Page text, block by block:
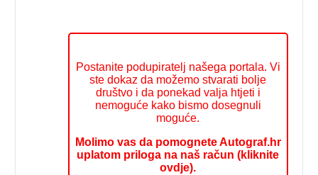
Postanite podupiratelj našega portala. Vi
ste dokaz da možemo stvarati bolje
društvo i da ponekad valja htjeti i
nemoguće kako bismo dosegnuli
moguće.
Molimo vas da pomognete Autograf.hr
uplatom priloga na naš račun (kliknite
ovdje).